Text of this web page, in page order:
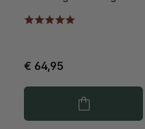
€ 64,95